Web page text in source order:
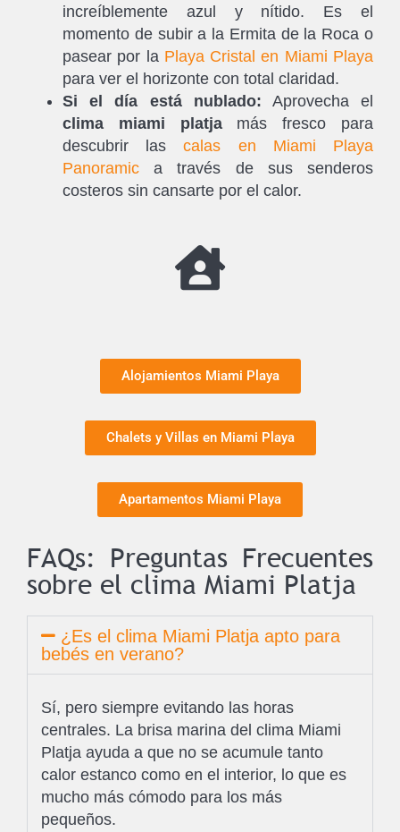
increíblemente azul y nítido. Es el
momento de subir a la Ermita de la Roca o
pasear por la Playa Cristal en Miami Playa
para ver el horizonte con total claridad.
Si el día está nublado: Aprovecha el
clima miami platjamás fresco para
descubrir lascalas en Miami Playa
Panoramic a través de sus senderos
costeros sin cansarte por el calor.
Alojamientos Miami Playa
Chalets y Villas en Miami Playa
Apartamentos Miami Playa
FAQs: Preguntas Frecuentes
sobre el clima Miami Platja
¿Es el clima Miami Platja apto para
bebés en verano?
Sí, pero siempre evitando las horas
centrales. La brisa marina del clima Miami
Platja ayuda a que no se acumule tanto
calor estanco como en el interior, lo que es
mucho más cómodo para los más
pequeños.